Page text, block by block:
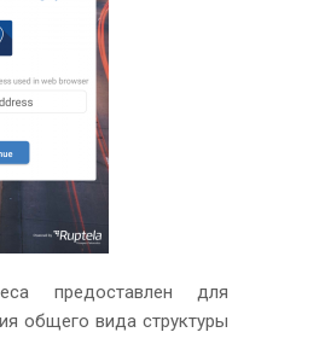
предоставлен для
общего вида структуры